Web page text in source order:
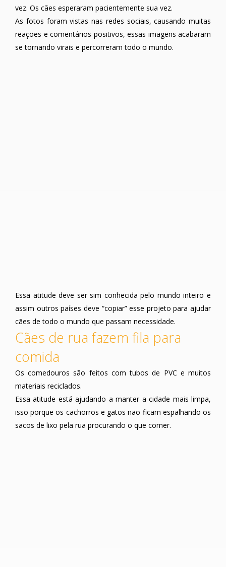
vez. Os cães esperaram pacientemente sua vez.
As fotos foram vistas nas redes sociais, causando muitas
reações e comentários positivos, essas imagens acabaram
se tornando virais e percorreram todo o mundo.
Essa atitude deve ser sim conhecida pelo mundo inteiro e
assim outros países deve “copiar” esse projeto para ajudar
cães de todo o mundo que passam necessidade.
Cães de rua fazem fila para
comida
Os comedouros são feitos com tubos de PVC e muitos
materiais reciclados.
Essa atitude está ajudando a manter a cidade mais limpa,
isso porque os cachorros e gatos não ficam espalhando os
sacos de lixo pela rua procurando o que comer.